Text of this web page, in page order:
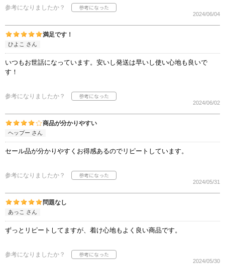
参考になりましたか？
2024/06/04
満足です！
ひよこ さん
いつもお世話になっています。安いし発送は早いし使い心地も良いで
す！
参考になりましたか？
2024/06/02
商品が分かりやすい
ヘップー さん
セール品が分かりやすくお得感あるのでリピートしています。
参考になりましたか？
2024/05/31
問題なし
あっこ さん
ずっとリピートしてますが、着け心地もよく良い商品です。
参考になりましたか？
2024/05/30